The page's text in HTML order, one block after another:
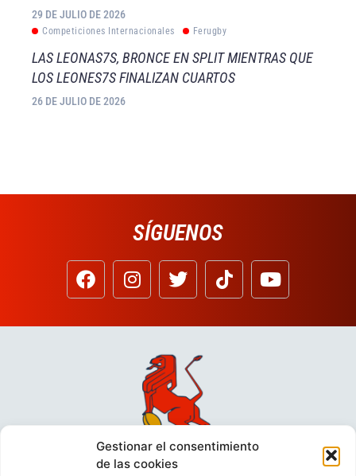
Gestionar el consentimiento
de las cookies
29 DE JULIO DE 2026
Competiciones Internacionales Ferugby
LAS LEONAS7S, BRONCE EN SPLIT MIENTRAS QUE
LOS LEONES7S FINALIZAN CUARTOS
26 DE JULIO DE 2026
SÍGUENOS